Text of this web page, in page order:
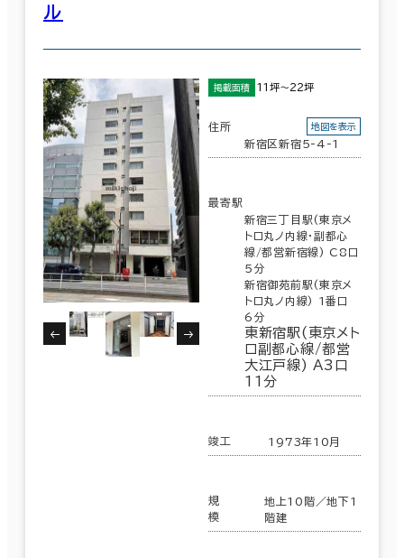
ル
掲載面積 11坪～22坪
住所
新宿区新宿5-4-1
地図を表示
最寄駅
新宿三丁目駅(東京メ
トロ丸ノ内線･副都心
線/都営新宿線) C8口
5分
新宿御苑前駅(東京メ
トロ丸ノ内線) 1番口
6分
東新宿駅(東京メト
ロ副都心線/都営
大江戸線) A3口
11分
竣工 1973年10月
規
模
地上10階／地下1
階建